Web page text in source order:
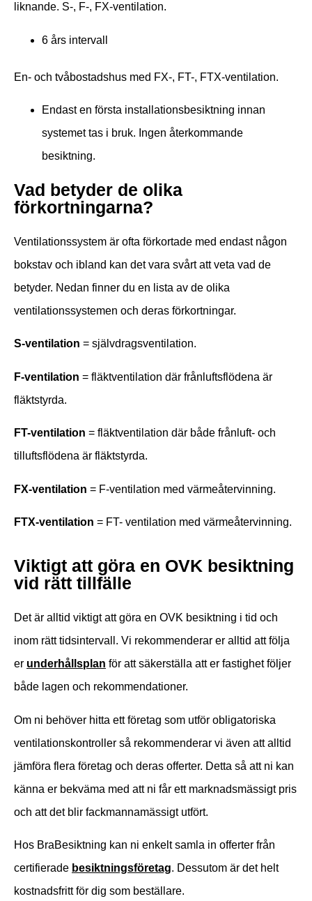
liknande. S-, F-, FX-ventilation.
6 års intervall
En- och tvåbostadshus med FX-, FT-, FTX-ventilation.
Endast en första installationsbesiktning innan
systemet tas i bruk. Ingen återkommande
besiktning.
Vad betyder de olika
förkortningarna?
Ventilationssystem är ofta förkortade med endast någon
bokstav och ibland kan det vara svårt att veta vad de
betyder. Nedan finner du en lista av de olika
ventilationssystemen och deras förkortningar.
S-ventilation = självdragsventilation.
F-ventilation = fläktventilation där frånluftsflödena är
fläktstyrda.
FT-ventilation = fläktventilation där både frånluft- och
tilluftsflödena är fläktstyrda.
FX-ventilation = F-ventilation med värmeåtervinning.
FTX-ventilation = FT- ventilation med värmeåtervinning.
Viktigt att göra en OVK besiktning
vid rätt tillfälle
Det är alltid viktigt att göra en OVK besiktning i tid och
inom rätt tidsintervall. Vi rekommenderar er alltid att följa
er underhållsplan för att säkerställa att er fastighet följer
både lagen och rekommendationer.
Om ni behöver hitta ett företag som utför obligatoriska
ventilationskontroller så rekommenderar vi även att alltid
jämföra flera företag och deras offerter. Detta så att ni kan
känna er bekväma med att ni får ett marknadsmässigt pris
och att det blir fackmannamässigt utfört.
Hos BraBesiktning kan ni enkelt samla in offerter från
certifierade besiktningsföretag. Dessutom är det helt
kostnadsfritt för dig som beställare.